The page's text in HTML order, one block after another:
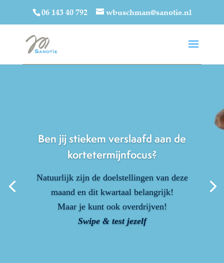
06 143 40 792 wbuschman@sanotie.nl
Ben jij stiekem verslaafd aan de
kortetermijnfocus?
Natuurlijk zijn de doelstellingen van deze
maand en dit kwartaal belangrijk!
Maar je kunt ook overdrijven!
Swipe & test jezelf